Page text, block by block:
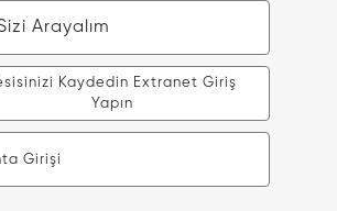
Arayalım
Kaydedin Extranet Giriş
Yapın
Girişi